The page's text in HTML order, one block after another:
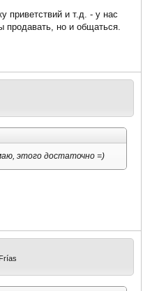
приветствий и т.д. - у нас
продавать, но и общаться.
этого достаточно =)